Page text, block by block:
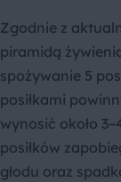
Zgodnie z
piramidą
spożywanie 5
posiłkami
wynosić około
posiłków
głodu oraz